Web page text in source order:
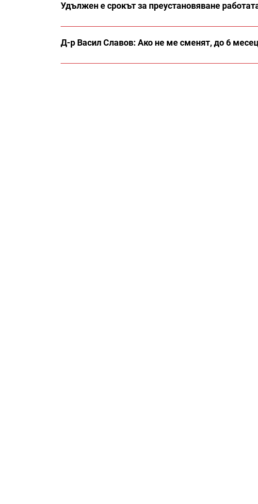
Удължен е срокът за преустановяване
Д-р Васил Славов: Ако не ме сменят, до 6